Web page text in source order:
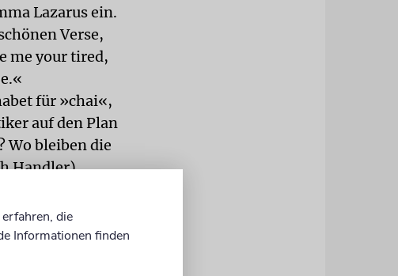
Lazarus ein.
Verse,
me your tired,
für »chai«,
auf den Plan
Wo bleiben die
Handler),
allerdings
Lansky
die
Informationen finden